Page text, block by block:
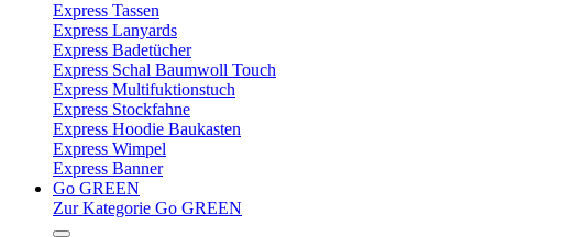
Express Tassen
Express Lanyards
Express Badetücher
Express Schal Baumwoll Touch
Express Multifuktionstuch
Express Stockfahne
Express Hoodie Baukasten
Express Wimpel
Express Banner
Go GREEN
Zur Kategorie Go GREEN